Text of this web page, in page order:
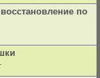
по